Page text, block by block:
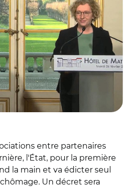
entre partenaires
l'État, pour la première
la main et va édicter seul
Un décret sera